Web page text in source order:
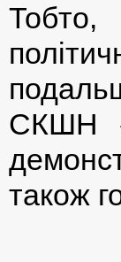
Тобто,
СКШН
також